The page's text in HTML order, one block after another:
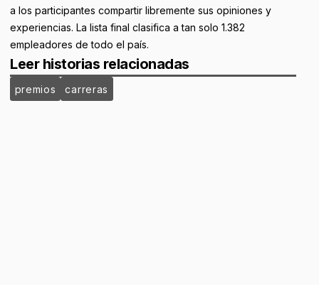
Leer historias relacionadas
premios carreras
a los participantes compartir libremente sus opiniones y
experiencias. La lista final clasifica a tan solo 1.382
empleadores de todo el país.